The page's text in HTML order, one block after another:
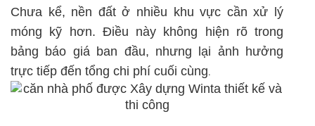
Chưa kể, nền đất ở nhiều khu vực cần xử lý
móng kỹ hơn. Điều này không hiện rõ trong
bảng báo giá ban đầu, nhưng lại ảnh hưởng
trực tiếp đến tổng chi phí cuối cùng.